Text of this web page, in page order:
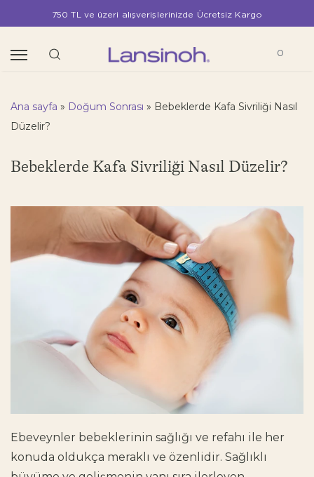
750 TL ve üzeri alışverişlerinizde Ücretsiz Kargo
0
Ana sayfa » Doğum Sonrası » Bebeklerde Kafa Sivriliği Nasıl
Düzelir?
Bebeklerde Kafa Sivriliği Nasıl Düzelir?
Ebeveynler bebeklerinin sağlığı ve refahı ile her
konuda oldukça meraklı ve özenlidir. Sağlıklı